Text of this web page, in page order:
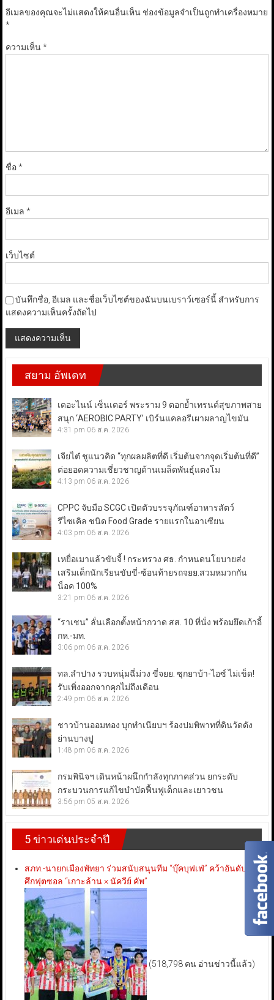
อีเมลของคุณจะไม่แสดงให้คนอื่นเห็น ช่องข้อมูลจำเป็นถูกทำเครื่องหมาย
*
ความเห็น*
ชื่อ*
อีเมล *
เว็บไซต์
บันทึกชื่อ, อีเมล และชื่อเว็บไซต์ของฉันบนเบราว์เซอร์นี้ สำหรับการ
แสดงความเห็นครั้งถัดไป
สยาม อัพเดท
เดอะไนน์ เซ็นเตอร์ พระราม 9 ตอกย้ำเทรนด์สุขภาพสาย
สนุก ‘AEROBIC PARTY’ เบิร์นแคลอรีเผาผลาญไขมัน
4:31 pm 06 ส.ค. 2026
เจียไต๋ ชูแนวคิด “ทุกผลผลิตที่ดี เริ่มต้นจากจุดเริ่มต้นที่ดี”
ต่อยอดความเชี่ยวชาญด้านเมล็ดพันธุ์แตงโม
4:13 pm 06 ส.ค. 2026
CPPC จับมือ SCGC เปิดตัวบรรจุภัณฑ์อาหารสัตว์
รีไซเคิล ชนิด Food Grade รายแรกในอาเซียน
4:03 pm 06 ส.ค. 2026
เหยื่อเมาแล้วขับจี้ ! กระทรวง ศธ. กำหนดนโยบายส่ง
เสริมเด็กนักเรียนขับขี่-ซ้อนท้ายรถจยย.สวมหมวกกัน
น็อค 100%
3:21 pm 06 ส.ค. 2026
“ราเชน” ลั่นเลือกตั้งหน้ากวาด สส. 10 ที่นั่ง พร้อมยึดเก้าอี้
กห.-มท.
3:06 pm 06 ส.ค. 2026
ทล.ลำปาง รวบหนุ่มฉี่ม่วง ขี่จยย. ซุกยาบ้า-ไอซ์ ไม่เข็ด!
รับเพิ่งออกจากคุกไม่ถึงเดือน
2:49 pm 06 ส.ค. 2026
ชาวบ้านออมทอง บุกทำเนียบฯ ร้องปมพิพาทที่ดินวัดดัง
ย่านบางปู
1:48 pm 06 ส.ค. 2026
กรมพินิจฯ เดินหน้าผนึกกำลังทุกภาคส่วน ยกระดับ
กระบวนการแก้ไขบำบัดฟื้นฟูเด็กและเยาวชน
3:56 pm 05 ส.ค. 2026
5 ข่าวเด่นประจำปี
สภท.-นายกเมืองพัทยา ร่วมสนับสนุนทีม “บุ๊คบุฟเฟ่” คว้าอันดับ 3
ศึกฟุตซอล “เกาะล้าน × นัควีย์ คัพ”
(518,798 คน อ่านข่าวนี้แล้ว)